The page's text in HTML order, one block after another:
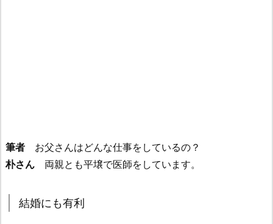
筆者 お父さんはどんな仕事をしているの？
朴さん 両親とも平壌で医師をしています。
結婚にも有利